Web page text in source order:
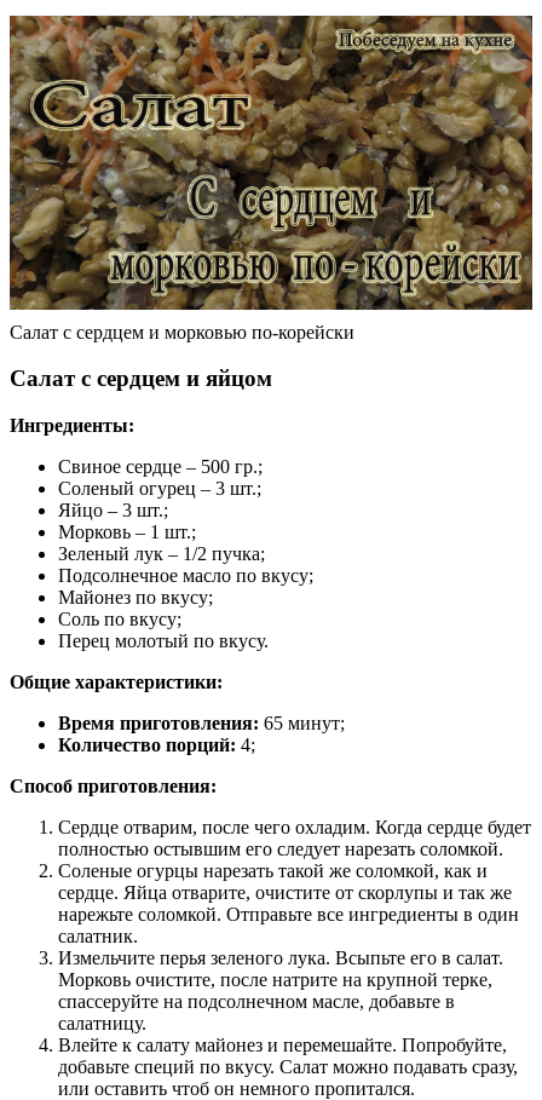
Салат с сердцем и морковью по-корейски
Салат с сердцем и яйцом
Ингредиенты:
Свиное сердце – 500 гр.;
Соленый огурец – 3 шт.;
Яйцо – 3 шт.;
Морковь – 1 шт.;
Зеленый лук – 1/2 пучка;
Подсолнечное масло по вкусу;
Майонез по вкусу;
Соль по вкусу;
Перец молотый по вкусу.
Общие характеристики:
Время приготовления: 65 минут;
Количество порций: 4;
Способ приготовления:
Сердце отварим, после чего охладим. Когда сердце будет
полностью остывшим его следует нарезать соломкой.
Соленые огурцы нарезать такой же соломкой, как и
сердце. Яйца отварите, очистите от скорлупы и так же
нарежьте соломкой. Отправьте все ингредиенты в один
салатник.
Измельчите перья зеленого лука. Всыпьте его в салат.
Морковь очистите, после натрите на крупной терке,
спассеруйте на подсолнечном масле, добавьте в
салатницу.
Влейте к салату майонез и перемешайте. Попробуйте,
добавьте специй по вкусу. Салат можно подавать сразу,
или оставить чтоб он немного пропитался.